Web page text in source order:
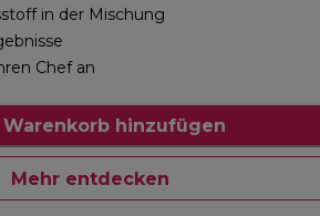
in der Mischung
Chef an
Warenkorb hinzufügen
Mehr entdecken